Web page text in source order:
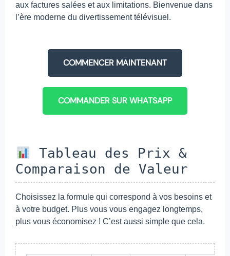
aux factures salées et aux limitations. Bienvenue dans
l’ère moderne du divertissement télévisuel.
COMMENCER MAINTENANT
COMMANDER SUR WHATSAPP
Tableau des Prix &
Comparaison de Valeur
Choisissez la formule qui correspond à vos besoins et
à votre budget. Plus vous vous engagez longtemps,
plus vous économisez ! C’est aussi simple que cela.